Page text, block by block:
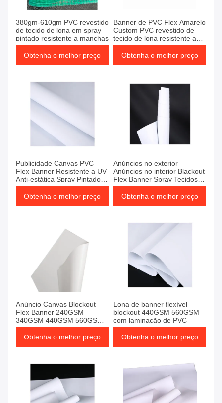
380gm-610gm PVC revestido
de tecido de lona em spray
pintado resistente a manchas
Obtenha o melhor preço
Banner de PVC Flex Amarelo
Custom PVC revestido de
tecido de lona resistente ao
desbotamento
Obtenha o melhor preço
Publicidade Canvas PVC
Flex Banner Resistente a UV
Anti-estática Spray Pintado
branco PVC Banner
Obtenha o melhor preço
Anúncios no exterior
Anúncios no interior Blackout
Flex Banner Spray Tecidos
pintados Impermeáveis
Obtenha o melhor preço
Anúncio Canvas Blockout
Flex Banner 240GSM
340GSM 440GSM 560GSM
Banner Flex Branco
Obtenha o melhor preço
Lona de banner flexível
blockout 440GSM 560GSM
com laminação de PVC
Obtenha o melhor preço